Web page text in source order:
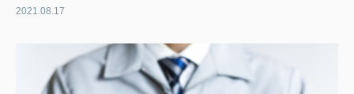
2021.08.17